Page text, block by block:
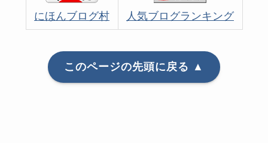
にほんブログ村 人気ブログランキング
このページの先頭に戻る ▲